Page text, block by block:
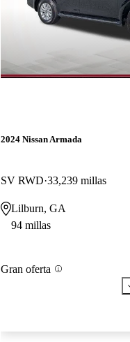
2024 Nissan Armada
SV RWD 33,239 millas
Lilburn, GA
94 millas
Gran oferta